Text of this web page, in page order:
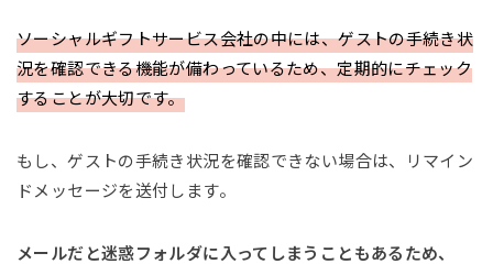
ソーシャルギフトサービス会社の中には、ゲストの手続き状
況を確認できる機能が備わっているため、定期的にチェック
することが大切です。
もし、ゲストの手続き状況を確認できない場合は、リマイン
ドメッセージを送付します。
メールだと迷惑フォルダに入ってしまうこともあるため、